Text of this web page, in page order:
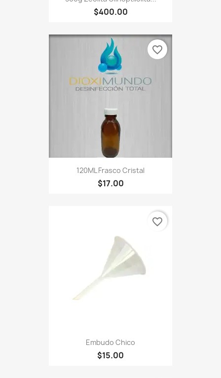
$400.00
120ML Frasco Cristal
$17.00
favorite_border
Embudo Chico
$15.00
favorite_border